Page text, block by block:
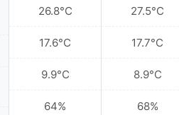
26.8°C
17.6°C
9.9°C
64%
27.5°C
17.7°C
8.9°C
68%